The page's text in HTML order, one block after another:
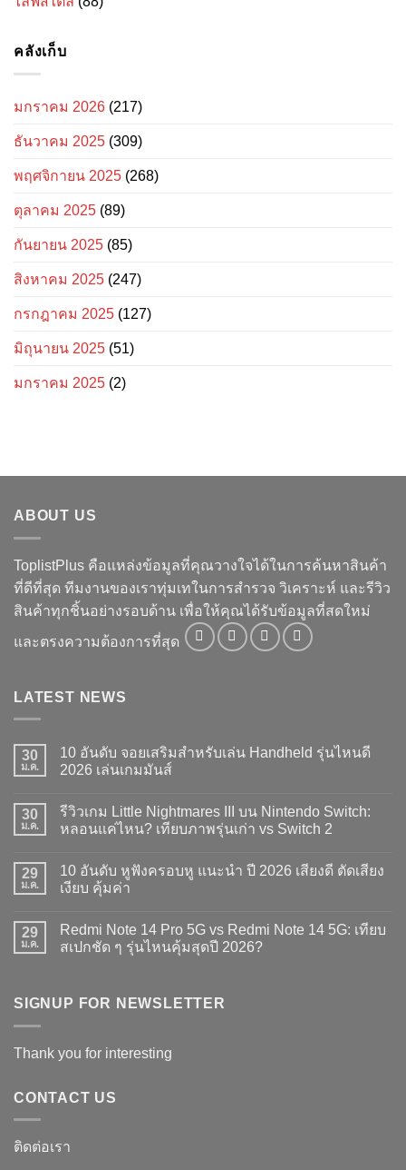
คลังเก็บ
มกราคม 2026 (217)
ธันวาคม 2025 (309)
พฤศจิกายน 2025 (268)
ตุลาคม 2025 (89)
กันยายน 2025 (85)
สิงหาคม 2025 (247)
กรกฎาคม 2025 (127)
มิถุนายน 2025 (51)
มกราคม 2025 (2)
ABOUT US
ToplistPlus คือแหล่งข้อมูลที่คุณวางใจได้ในการค้นหาสินค้า
ที่ดีที่สุด ทีมงานของเราทุ่มเทในการสำรวจ วิเคราะห์ และรีวิว
สินค้าทุกชิ้นอย่างรอบด้าน เพื่อให้คุณได้รับข้อมูลที่สดใหม่
และตรงความต้องการที่สุด
LATEST NEWS
30
ม.ค.
10 อันดับ จอยเสริมสำหรับเล่น Handheld รุ่นไหนดี
2026 เล่นเกมมันส์
เห็น
10
เสริม
สำหรับ
เล่น
ไหน
2026
30
ม.ค.
รีวิวเกม Little Nightmares III บน Nintendo Switch:
หลอนแค่ไหน? เทียบภาพรุ่นเก่า vs Switch 2
เห็น
บน
รีวิว
Nightmares
บน
แค่
เก่า
2
29
ม.ค.
10 อันดับ หูฟังครอบหู แนะนำ ปี 2026 เสียงดี ตัดเสียง
เงียบ คุ้มค่า
เห็น
บน
10
ครอบ
เสียง
เสียง
29
ม.ค.
Redmi Note 14 Pro 5G vs Redmi Note 14 5G: เทียบ
สเปกชัด ๆ รุ่นไหนคุ้มสุดปี 2026?
บน
5G
Note
สเปก
ชัด
SIGNUP FOR NEWSLETTER
Thank you for interesting
CONTACT US
ติดต่อเรา